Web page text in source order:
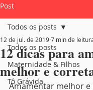
Post
Todos os posts
Maternidade & Filhos
Tô Grávida
Todos os posts
12 dicas para
melhor e
12 de jul. de 20197 min de
Amamentar melhor e